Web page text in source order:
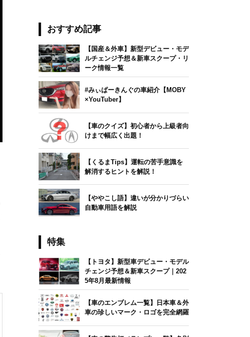
おすすめ記事
【国産＆外車】新型デビュー・モデ
ルチェンジ予想＆新車スクープ・リ
ーク情報一覧
#みぃぱーきんぐの車紹介【MOBY
×YouTuber】
【車のクイズ】初心者から上級者向
けまで幅広く出題！
【くるまTips】運転の苦手意識を
解消するヒントを解説！
【ややこし語】違いが分かりづらい
自動車用語を解説
特集
【トヨタ】新型車デビュー・モデル
チェンジ予想＆新車スクープ｜202
5年8月最新情報
【車のエンブレム一覧】日本車＆外
車の珍しいマーク・ロゴを完全網羅